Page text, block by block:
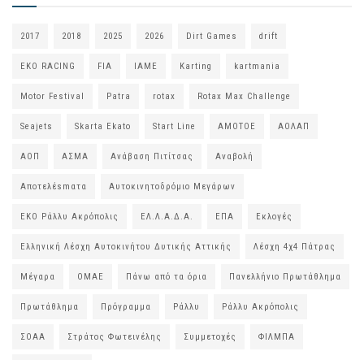
2017 2018 2025 2026 Dirt Games drift
EKO RACING FIA IAME Karting kartmania
Motor Festival Patra rotax Rotax Max Challenge
Seajets Skarta Ekato Start Line ΑΜΟΤΟΕ ΑΟΛΑΠ
ΑΟΠ ΑΣΜΑ Ανάβαση Πιτίτσας Αναβολή
Αποτελέsmατα Αυτοκινητοδρόμιο Μεγάρων
ΕΚΟ Ράλλυ Ακρόπολις ΕΛ.Λ.Α.Δ.Α. ΕΠΑ Εκλογές
Ελληνική Λέσχη Αυτοκινήτου Δυτικής Αττικής Λέσχη 4χ4 Πάτρας
Μέγαρα ΟΜΑΕ Πάνω από τα όρια Πανελλήνιο Πρωτάθλημα
Πρωτάθλημα Πρόγραμμα Ράλλυ Ράλλυ Ακρόπολις
ΣΟΑΑ Στράτος Φωτεινέλης Συμμετοχές ΦΙΛΜΠΑ